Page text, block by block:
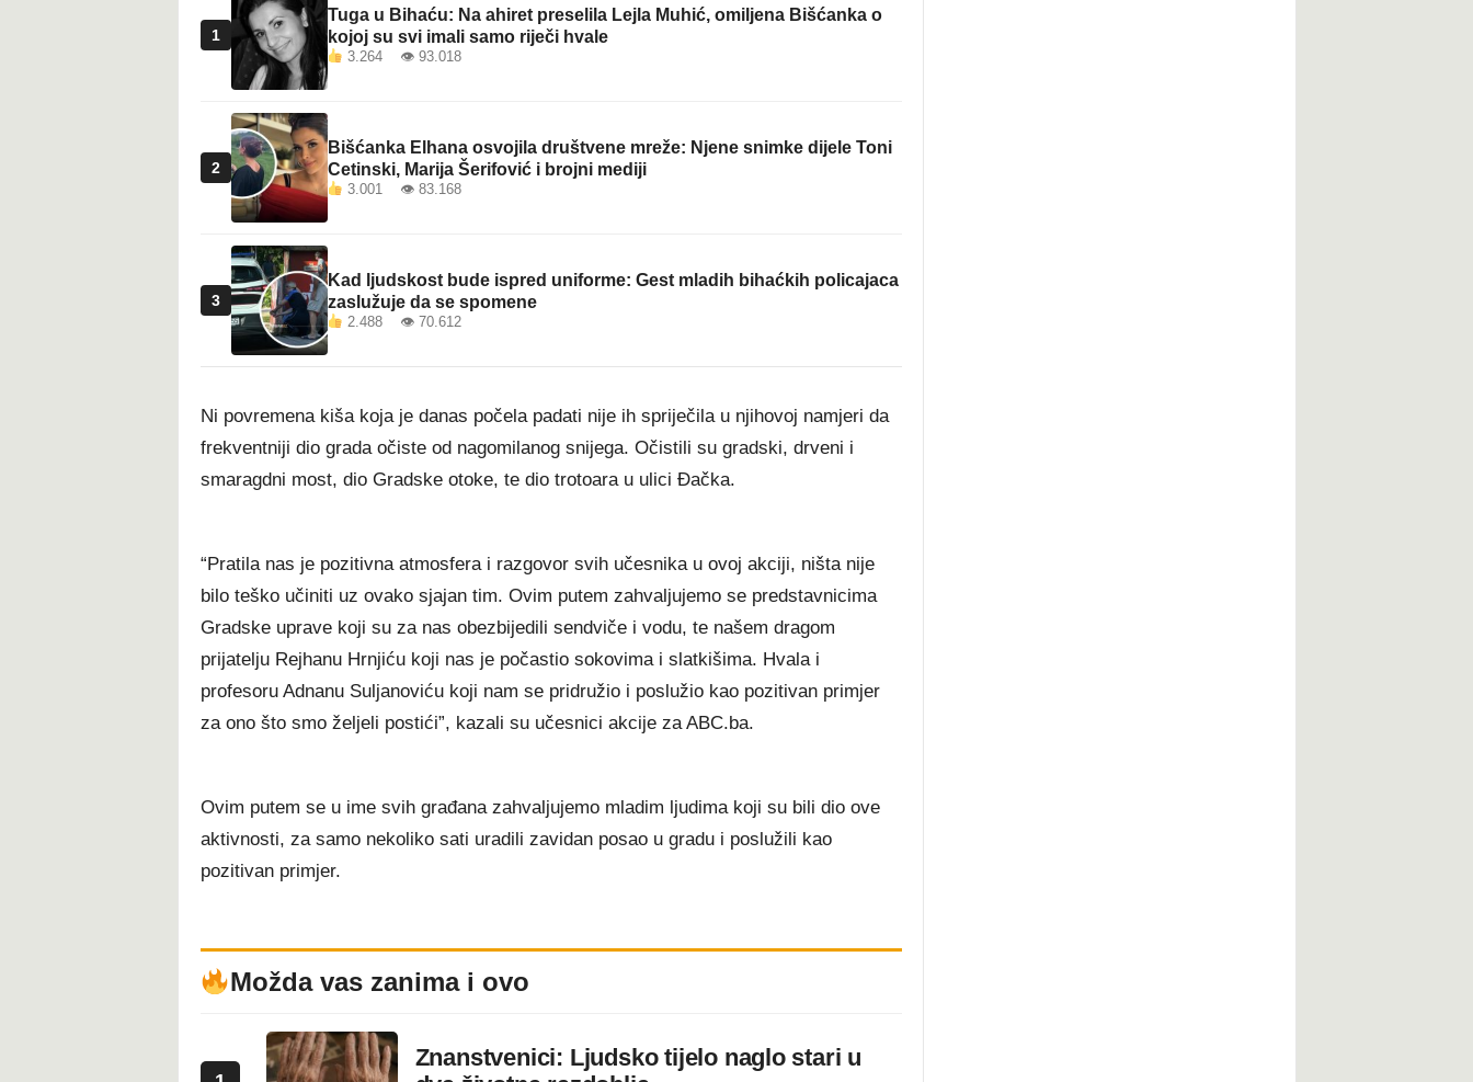
1
Tuga u Bihaću: Na ahiret preselila Lejla Muhić, omiljena Bišćanka o
kojoj su svi imali samo riječi hvale
3.264 👁 93.018
2
Bišćanka Elhana osvojila društvene mreže: Njene snimke dijele Toni
Cetinski, Marija Šerifović i brojni mediji
3.001 👁 83.168
3
Kad ljudskost bude ispred uniforme: Gest mladih bihaćkih policajaca
zaslužuje da se spomene
2.488 👁 70.612
Ni povremena kiša koja je danas počela padati nije ih spriječila u njihovoj namjeri da
frekventniji dio grada očiste od nagomilanog snijega. Očistili su gradski, drveni i
smaragdni most, dio Gradske otoke, te dio trotoara u ulici Đačka.
“Pratila nas je pozitivna atmosfera i razgovor svih učesnika u ovoj akciji, ništa nije
bilo teško učiniti uz ovako sjajan tim. Ovim putem zahvaljujemo se predstavnicima
Gradske uprave koji su za nas obezbijedili sendviče i vodu, te našem dragom
prijatelju Rejhanu Hrnjiću koji nas je počastio sokovima i slatkišima. Hvala i
profesoru Adnanu Suljanoviću koji nam se pridružio i poslužio kao pozitivan primjer
za ono što smo željeli postići”, kazali su učesnici akcije za ABC.ba.
Ovim putem se u ime svih građana zahvaljujemo mladim ljudima koji su bili dio ove
aktivnosti, za samo nekoliko sati uradili zavidan posao u gradu i poslužili kao
pozitivan primjer.
Možda vas zanima i ovo
Znanstvenici: Ljudsko tijelo naglo stari u